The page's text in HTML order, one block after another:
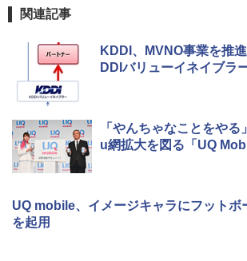
関連記事
KDDI、MVNO事業を推
DDIバリューイネイブラー
「やんちゃなことをや
u網拡大を図る「UQ
UQ mobile、イメージキャラにフットボ
を起用